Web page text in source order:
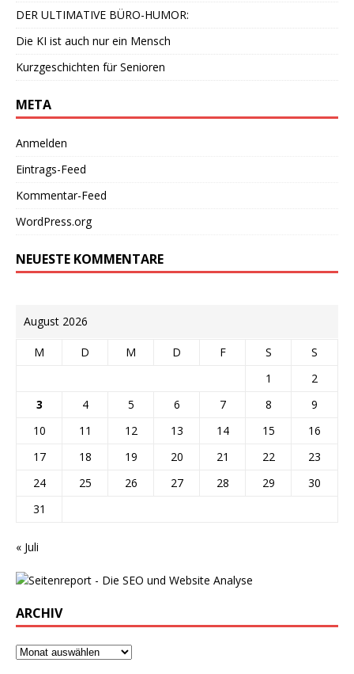
DER ULTIMATIVE BÜRO-HUMOR:
Die KI ist auch nur ein Mensch
Kurzgeschichten für Senioren
META
Anmelden
Eintrags-Feed
Kommentar-Feed
WordPress.org
NEUESTE KOMMENTARE
August 2026
M D M D F S
S
1
2
3
4 5 6 7 8
9
10
11 12 13 14 15
16
17
18 19 20 21 22
23
24
25 26 27 28 29
30
31
« Juli
ARCHIV